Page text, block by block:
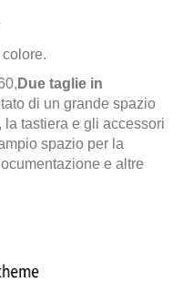
Due taglie in
di un grande spazio
tastiera e gli accessori
spazio per la
e altre